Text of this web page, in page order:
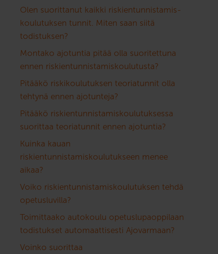
Olen suorittanut kaikki riskientunnistamis­
koulutuksen tunnit. Miten saan siitä
todistuksen?
Montako ajotuntia pitää olla suoritettuna
ennen riskientunnistamiskoulutusta?
Pitääkö riskikoulutuksen teoriatunnit olla
tehtynä ennen ajotunteja?
Pitääkö riskientunnistamiskoulutuksessa
suorittaa teoriatunnit ennen ajotuntia?
Kuinka kauan
riskientunnistamiskoulutukseen menee
aikaa?
Voiko riskientunnistamiskoulutuksen tehdä
opetusluvilla?
Toimittaako autokoulu opetuslupaoppilaan
todistukset automaattisesti Ajovarmaan?
Voinko suorittaa